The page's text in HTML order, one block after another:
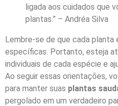
ligada aos cuidados que
plantas.” – Andréa Silva
Lembre-se de que cada planta
específicas. Portanto, esteja
individuais de cada espécie e
Ao seguir essas orientações,
para manter suas plantas
pergolado em um verdadeiro